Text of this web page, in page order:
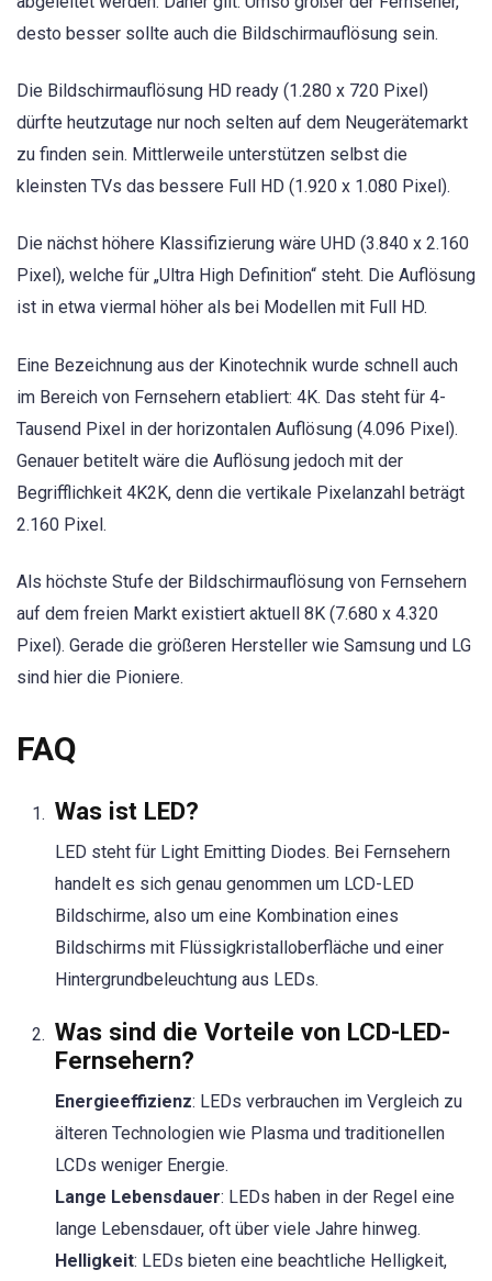
desto besser sollte auch die Bildschirmauflösung sein.
Die Bildschirmauflösung HD ready (1.280 x 720 Pixel)
dürfte heutzutage nur noch selten auf dem Neugerätemarkt
zu finden sein. Mittlerweile unterstützen selbst die
kleinsten TVs das bessere Full HD (1.920 x 1.080 Pixel).
Die nächst höhere Klassifizierung wäre UHD (3.840 x 2.160
Pixel), welche für „Ultra High Definition“ steht. Die Auflösung
ist in etwa viermal höher als bei Modellen mit Full HD.
Eine Bezeichnung aus der Kinotechnik wurde schnell auch
im Bereich von Fernsehern etabliert: 4K. Das steht für 4-
Tausend Pixel in der horizontalen Auflösung (4.096 Pixel).
Genauer betitelt wäre die Auflösung jedoch mit der
Begrifflichkeit 4K2K, denn die vertikale Pixelanzahl beträgt
2.160 Pixel.
Als höchste Stufe der Bildschirmauflösung von Fernsehern
auf dem freien Markt existiert aktuell 8K (7.680 x 4.320
Pixel). Gerade die größeren Hersteller wie Samsung und LG
sind hier die Pioniere.
FAQ
Was ist LED?
LED steht für Light Emitting Diodes. Bei Fernsehern
handelt es sich genau genommen um LCD-LED
Bildschirme, also um eine Kombination eines
Bildschirms mit Flüssigkristalloberfläche und einer
Hintergrundbeleuchtung aus LEDs.
Was sind die Vorteile von LCD-LED-
Fernsehern?
Energieeffizienz: LEDs verbrauchen im Vergleich zu
älteren Technologien wie Plasma und traditionellen
LCDs weniger Energie.
Lange Lebensdauer: LEDs haben in der Regel eine
lange Lebensdauer, oft über viele Jahre hinweg.
Helligkeit: LEDs bieten eine beachtliche Helligkeit,